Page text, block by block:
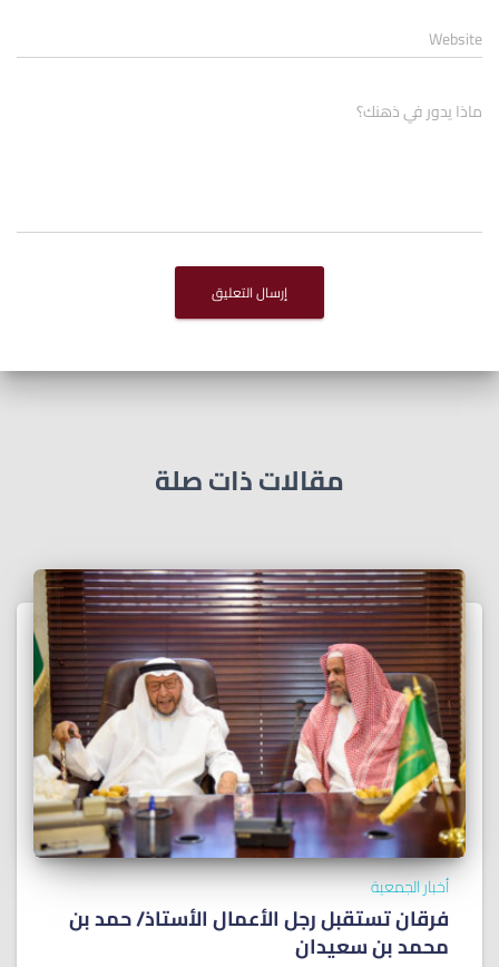
Website
ماذا يدور في ذهنك؟
مقالات ذات صلة
أخبار الجمعية
فرقان تستقبل رجل الأعمال الأستاذ/ ﺣﻤﺪ ﺑﻦ
ﻣﺤﻤﺪ ﺑﻦ ﺳﻌﻴﺪان